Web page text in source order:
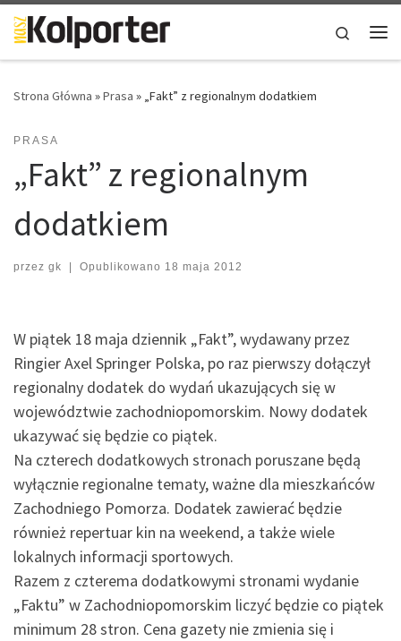
Skip to content
Search
Strona Główna »Prasa » „Fakt” z regionalnym dodatkiem
PRASA
„Fakt” z regionalnym
dodatkiem
przez gk | Opublikowano 18 maja 2012
W piątek 18 maja dziennik „Fakt”, wydawany przez
Ringier Axel Springer Polska, po raz pierwszy dołączył
regionalny dodatek do wydań ukazujących się w
województwie zachodniopomorskim. Nowy dodatek
ukazywać się będzie co piątek.
Na czterech dodatkowych stronach poruszane będą
wyłącznie regionalne tematy, ważne dla mieszkańców
Zachodniego Pomorza. Dodatek zawierać będzie
również repertuar kin na weekend, a także wiele
lokalnych informacji sportowych.
Razem z czterema dodatkowymi stronami wydanie
„Faktu” w Zachodniopomorskim liczyć będzie co piątek
minimum 28 stron. Cena gazety nie zmienia się i